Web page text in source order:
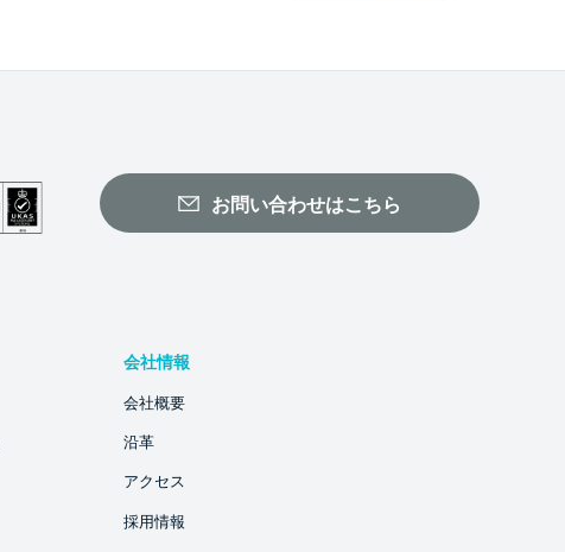
お問い合わせはこちら
会社情報
会社概要
沿革
アクセス
採用情報